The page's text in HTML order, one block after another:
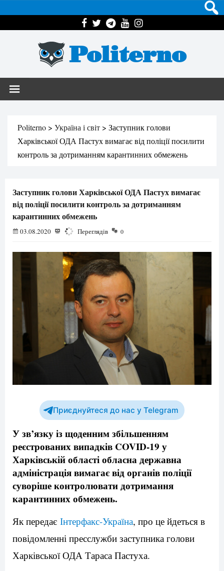
Politerno
Politerno > Україна і світ > Заступник голови
Харківської ОДА Пастух вимагає від поліції посилити
контроль за дотриманням карантинних обмежень
Заступник голови Харківської ОДА Пастух вимагає
від поліції посилити контроль за дотриманням
карантинних обмежень
03.08.2020 1430 Переглядів 0
Приєднуйтеся до нас у Telegram
У зв’язку із щоденним збільшенням
реєстрованих випадків COVID-19 у
Харківській області обласна державна
адміністрація вимагає від органів поліції
суворіше контролювати дотримання
карантинних обмежень.
Як передає Інтерфакс-Україна, про це йдеться в
повідомленні пресслужби заступника голови
Харківської ОДА Тараса Пастуха.